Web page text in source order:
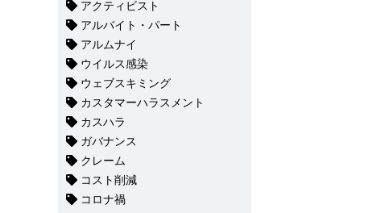
アクティビスト
アルバイト・パート
アルムナイ
ウイルス感染
ウェブスキミング
カスタマーハラスメント
カスハラ
ガバナンス
クレーム
コスト削減
コロナ禍